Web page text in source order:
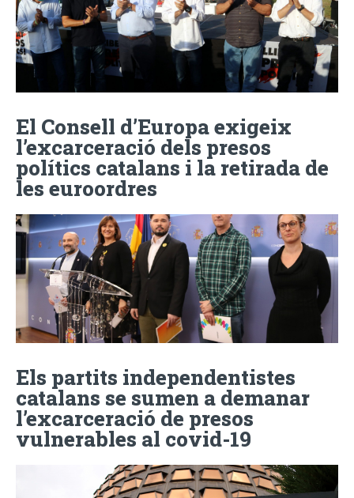
El Consell d’Europa exigeix
l’excarceració dels presos
polítics catalans i la retirada de
les euroordres
Els partits independentistes
catalans se sumen a demanar
l’excarceració de presos
vulnerables al covid-19